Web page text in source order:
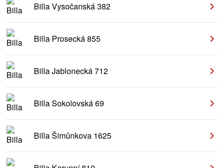
Billa Vysočanská 382
Billa Prosecká 855
Billa Jablonecká 712
Billa Sokolovská 69
Billa Šimůnkova 1625